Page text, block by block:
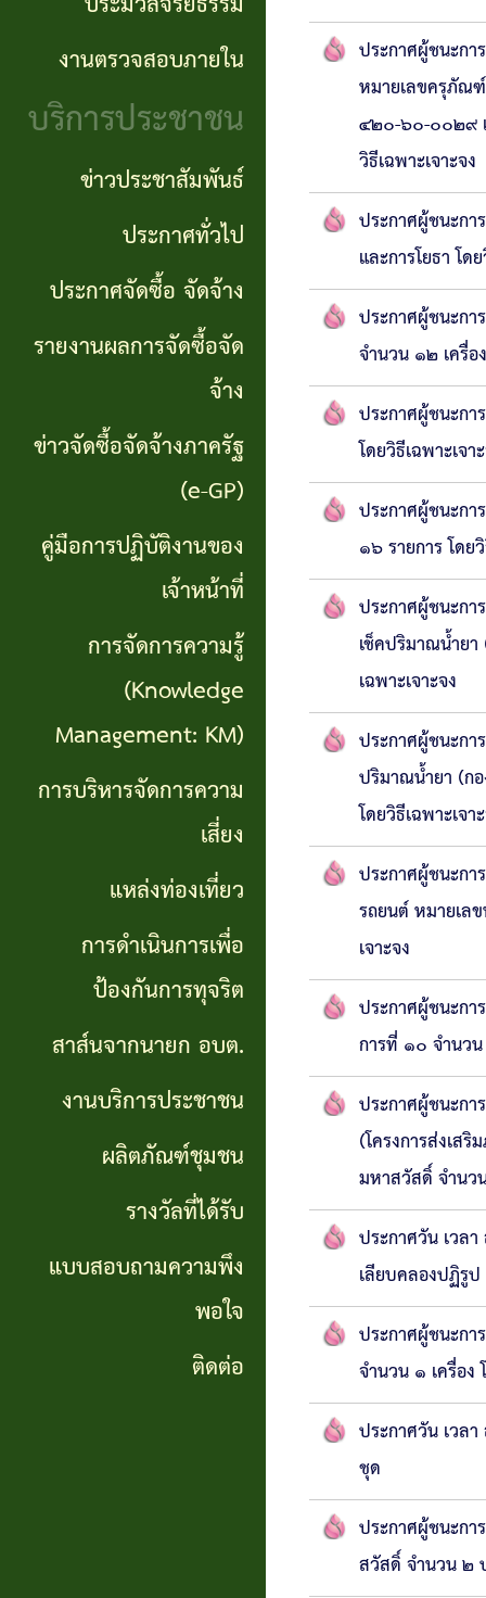
การจัดการ
ความรู้
(Knowledge
KM)
การ
บริหาร
จัดการ
เสี่ยง
ท่อง
เที่ยว
การ
ดำเนิน
การ
เพื่อ
ทุจริต
สาส์น
นายก
อบต.
งาน
บริการ
ประชาชน
ผลิตภัณฑ์
จริยธรรม
งาน
ตรวจ
สอบ
ภายใน
ส่วน
ตำบล
งานตรวจสอบภายใน
บริการประชาชน
ข่าวประชาสัมพันธ์
ประกาศทั่วไป
ประกาศจัดซื้อ จัดจ้าง
รายงานผลการจัดซื้อจัด
จ้าง
ข่าวจัดซื้อจัดจ้างภาครัฐ
(e-GP)
คู่มือการปฏิบัติงานของ
เจ้าหน้าที่
การจัดการความรู้
(Knowledge
Management: KM)
การบริหารจัดการความ
เสี่ยง
แหล่งท่องเที่ยว
การดำเนินการเพื่อ
ป้องกันการทุจริต
สาส์นจากนายก อบต.
งานบริการประชาชน
ผลิตภัณฑ์ชุมชน
รางวัลที่ได้รับ
แบบสอบถามความพึง
พอใจ
ติดต่อ
ประกาศผู้ชนะกา
หมายเลขครุภั
๔๒๐-๖๐-๐๐๒๙
วิธีเฉพาะเจาะจง
ประกาศผู้ชนะกา
และการโยธา โด
ประกาศผู้ชนะกา
จำนวน ๑๒ เครื่อ
ประกาศผู้ชนะก
โดยวิธีเฉพาะเจา
ประกาศผู้ชนะกา
๑๖ รายการ โดย
ประกาศผู้ชนะกา
เช็คปริมาณน้ำย
เฉพาะเจาะจง
ประกาศผู้ชนะกา
ปริมาณน้ำยา (ก
โดยวิธีเฉพาะเจา
ประกาศผู้ชนะก
รถยนต์ หมายเล
เจาะจง
ประกาศผู้ชนะก
การที่ ๑๐ จำนวน
ประกาศผู้ชนะก
(โครงการส่งเส
มหาสวัสดิ์ จำนว
ประกาศวัน เวล
เลียบคลองปฏิรู
ประกาศผู้ชนะก
จำนวน ๑ เครื่อง
ประกาศวัน เวล
ชุด
ประกาศผู้ชนะกา
สวัสดิ์ จำนวน ๒